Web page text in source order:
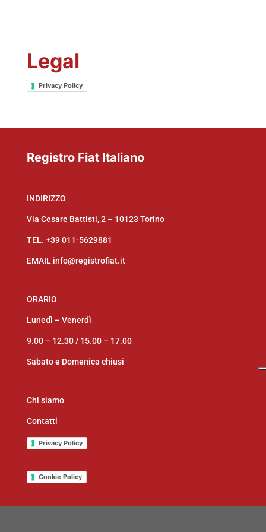
Legal
Privacy Policy
Registro Fiat Italiano
INDIRIZZO
Via Cesare Battisti, 2 – 10123 Torino
TEL. +39 011-5629881
EMAIL info@registrofiat.it
ORARIO
Lunedì – Venerdì
9.00 – 12.30 / 15.00 – 17.00
Sabato e Domenica chiusi
Chi siamo
Contatti
Privacy Policy
Cookie Policy